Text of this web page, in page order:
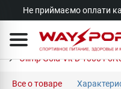
Не приймаємо оплати
Olimp Gold-Vit D 1000
Все о товаре